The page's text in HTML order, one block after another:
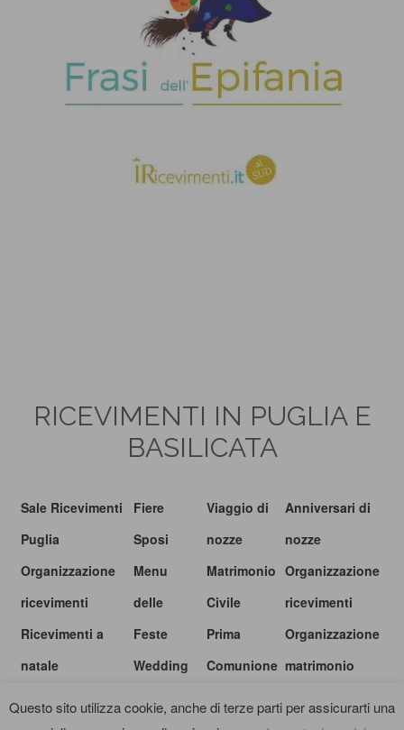
RICEVIMENTI IN PUGLIA E
BASILICATA
Sale Ricevimenti
Puglia
Organizzazione
ricevimenti
Ricevimenti a
natale
Fiere
Sposi
Menu
delle
Feste
Wedding
Viaggio di
nozze
Matrimonio
Civile
Prima
Comunione
Anniversari di
nozze
Organizzazione
ricevimenti
Organizzazione
matrimonio
Questo sito utilizza cookie, anche di terze parti per assicurarti una